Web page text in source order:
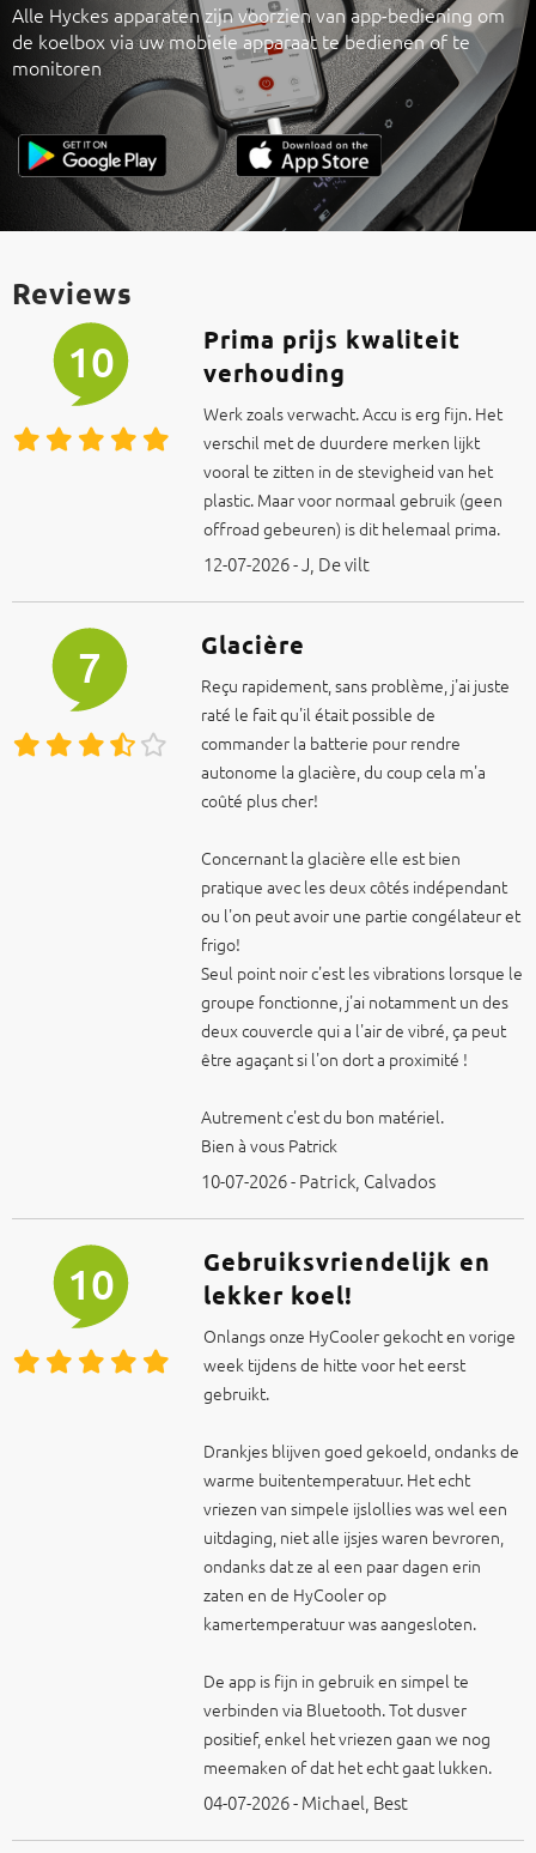
Alle Hyckes apparaten zijn voorzien van app-bediening om
de koelbox via uw mobiele apparaat te bedienen of te
monitoren
Reviews
10
Prima prijs kwaliteit
verhouding
Werk zoals verwacht. Accu is erg fijn. Het
verschil met de duurdere merken lijkt
vooral te zitten in de stevigheid van het
plastic. Maar voor normaal gebruik (geen
offroad gebeuren) is dit helemaal prima.
12-07-2026 - J, De vilt
7 Glacière
Reçu rapidement, sans problème, j'ai juste
raté le fait qu'il était possible de
commander la batterie pour rendre
autonome la glacière, du coup cela m'a
coûté plus cher!
Concernant la glacière elle est bien
pratique avec les deux côtés indépendant
ou l'on peut avoir une partie congélateur et
frigo!
Seul point noir c'est les vibrations lorsque le
groupe fonctionne, j'ai notamment un des
deux couvercle qui a l'air de vibré, ça peut
être agaçant si l'on dort a proximité !
Autrement c'est du bon matériel.
Bien à vous Patrick
10-07-2026 - Patrick, Calvados
10
Gebruiksvriendelijk en
lekker koel!
Onlangs onze HyCooler gekocht en vorige
week tijdens de hitte voor het eerst
gebruikt.
Drankjes blijven goed gekoeld, ondanks de
warme buitentemperatuur. Het echt
vriezen van simpele ijslollies was wel een
uitdaging, niet alle ijsjes waren bevroren,
ondanks dat ze al een paar dagen erin
zaten en de HyCooler op
kamertemperatuur was aangesloten.
De app is fijn in gebruik en simpel te
verbinden via Bluetooth. Tot dusver
positief, enkel het vriezen gaan we nog
meemaken of dat het echt gaat lukken.
04-07-2026 - Michael, Best